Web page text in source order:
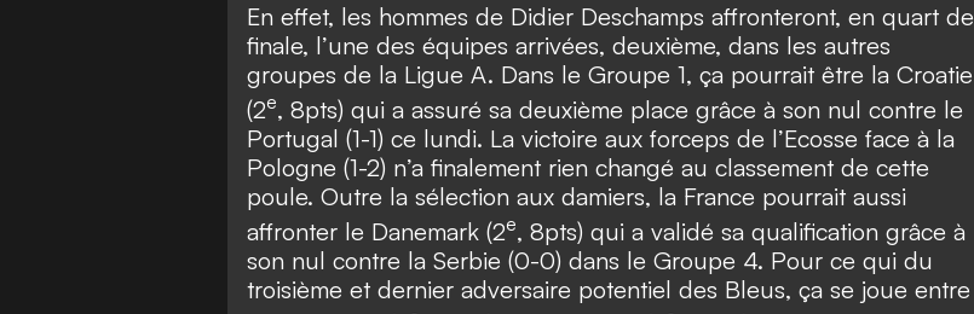
En effet, les hommes de Didier Deschamps affronteront, en quart de
finale, l’une des équipes arrivées, deuxième, dans les autres
groupes de la Ligue A. Dans le Groupe 1, ça pourrait être la Croatie
(2e, 8pts) qui a assuré sa deuxième place grâce à son nul contre le
Portugal (1-1) ce lundi. La victoire aux forceps de l’Ecosse face à la
Pologne (1-2) n’a finalement rien changé au classement de cette
poule. Outre la sélection aux damiers, la France pourrait aussi
affronter le Danemark (2e, 8pts) qui a validé sa qualification grâce à
son nul contre la Serbie (0-0) dans le Groupe 4. Pour ce qui du
troisième et dernier adversaire potentiel des Bleus, ça se joue entre